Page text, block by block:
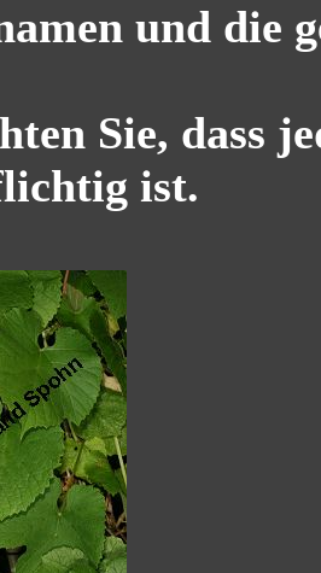
und die
Sie, dass
ist.